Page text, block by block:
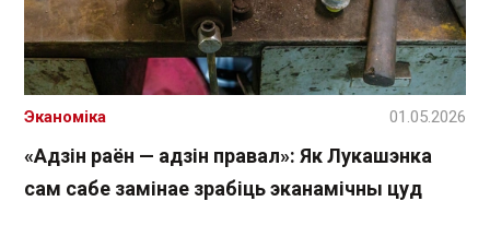
«Адзін раён — адзін правал»: Як Лукашэнка
сам сабе замінае зрабіць эканамічны цуд
Эканоміка 01.05.2026